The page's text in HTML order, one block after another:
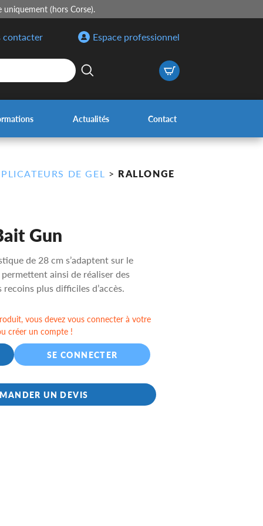
uniquement (hors Corse).
contacter
Espace professionnel
Actualités Contact
DE GEL > RALLONGE
Gun
de 28 cm s’adaptent sur le
ainsi de réaliser des
plus difficiles d’accès.
vous devez vous connecter à votre
créer un compte !
SE CONNECTER
UN DEVIS